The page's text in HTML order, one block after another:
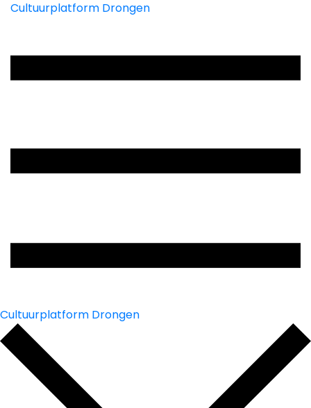
Cultuurplatform Drongen
Cultuurplatform Drongen